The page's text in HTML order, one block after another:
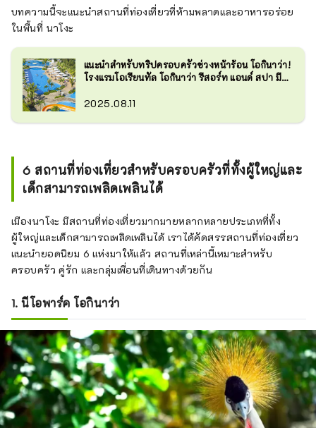
บทความนี้จะแนะนำสถานที่ท่องเที่ยวที่ห้ามพลาดและอาหารอร่อย
ในพื้นที่ นาโงะ
แนะนำสำหรับทริปครอบครัวช่วงหน้าร้อน โอกินาว่า!
โรงแรมโอเรียนทัล โอกินาว่า รีสอร์ท แอนด์ สปา มี
2025.08.11
6 สถานที่ท่องเที่ยวสำหรับครอบครัวที่ทั้งผู้ใหญ่และ
เด็กสามารถเพลิดเพลินได้
เมืองนาโงะ มีสถานที่ท่องเที่ยวมากมายหลากหลายประเภทที่ทั้ง
ผู้ใหญ่และเด็กสามารถเพลิดเพลินได้ เราได้คัดสรรสถานที่ท่องเที่ยว
แนะนำยอดนิยม 6 แห่งมาให้แล้ว สถานที่เหล่านี้เหมาะสำหรับ
ครอบครัว คู่รัก และกลุ่มเพื่อนที่เดินทางด้วยกัน
1. นีโอพาร์ค โอกินาว่า